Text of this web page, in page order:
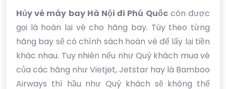
Hủy vé máy bay Hà Nội đi Phú Quốccòn được
gọi là hoàn lại vé cho hãng bay. Tùy theo từng
hãng bay sẽ có chính sách hoàn vé để lấy lại tiền
khác nhau. Tuy nhiên nếu như Quý khách mua vé
của các hãng như Vietjet, Jetstar hay là Bamboo
Airways thì hầu như Quý khách sẽ không thể